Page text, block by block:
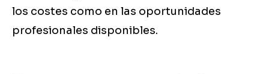
los costes como en las oportunidades
profesionales disponibles.